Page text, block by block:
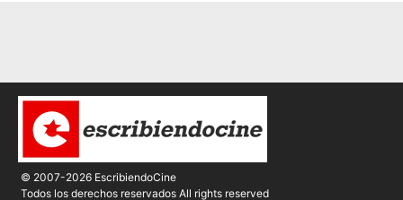
© 2007-2026 EscribiendoCine
Todos los derechos reservados All rights reserved